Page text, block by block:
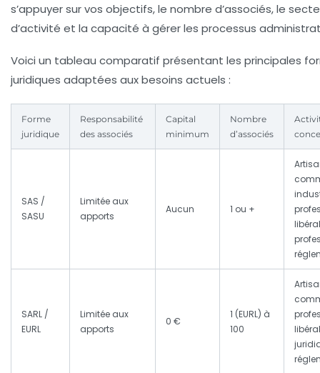
s’appuyer sur vos objectifs, le nombre d’associés, le
d’activité et la capacité à gérer les processus
Voici un tableau comparatif présentant les principales
juridiques adaptées aux besoins actuels :
Forme
juridique
Responsabilité
des associés
Capital
minimum
Nombre
d’associés
SAS /
SASU
Limitée aux
apports
Aucun 1 ou +
SARL /
EURL
Limitée aux
apports
0 €
1 (EURL) à
100